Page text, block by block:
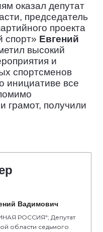
оказал депутат
председатель
проекта
спорт» Евгений
высокий
и
спортсменов
инициативе все
грамот, получили
Вадимович
РОССИЯ"; Депутат
области седьмого